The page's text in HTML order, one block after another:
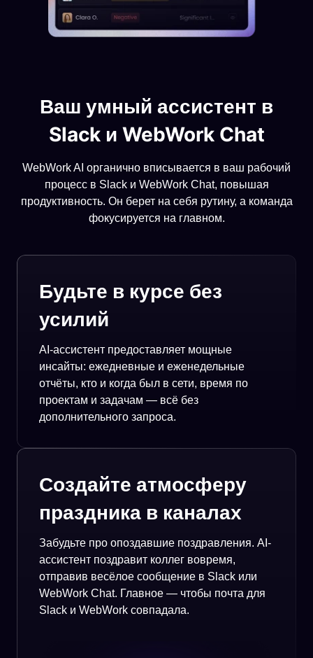
Ваш умный ассистент в
Slack и WebWork Chat
WebWork AI органично вписывается в ваш рабочий
процесс в Slack и WebWork Chat, повышая
продуктивность. Он берет на себя рутину, а команда
фокусируется на главном.
Будьте в курсе без
усилий
AI-ассистент предоставляет мощные
инсайты: ежедневные и еженедельные
отчёты, кто и когда был в сети, время по
проектам и задачам — всё без
дополнительного запроса.
Создайте атмосферу
праздника в каналах
Забудьте про опоздавшие поздравления. AI-
ассистент поздравит коллег вовремя,
отправив весёлое сообщение в Slack или
WebWork Chat. Главное — чтобы почта для
Slack и WebWork совпадала.